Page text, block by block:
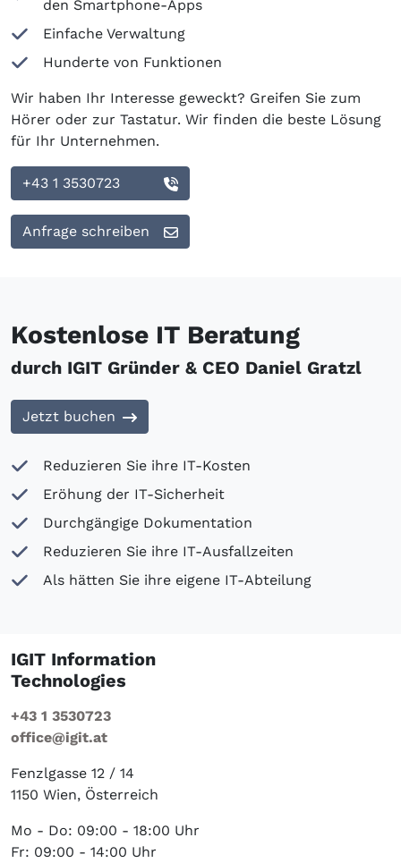
den Smartphone-Apps
Einfache Verwaltung
Hunderte von Funktionen
Wir haben Ihr Interesse geweckt? Greifen Sie zum
Hörer oder zur Tastatur. Wir finden die beste Lösung
für Ihr Unternehmen.
+43 1 3530723
Anfrage schreiben
Kostenlose IT Beratung
durch IGIT Gründer & CEO Daniel Gratzl
Jetzt buchen
Reduzieren Sie ihre IT-Kosten
Eröhung der IT-Sicherheit
Durchgängige Dokumentation
Reduzieren Sie ihre IT-Ausfallzeiten
Als hätten Sie ihre eigene IT-Abteilung
IGIT Information
Technologies
+43 1 3530723
office@igit.at
Fenzlgasse 12 / 14
1150 Wien, Österreich
Mo - Do: 09:00 - 18:00 Uhr
Fr: 09:00 - 14:00 Uhr